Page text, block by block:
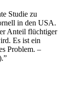
Studie zu
in den USA.
Anteil flüchtiger
Es ist ein
Problem. –
”